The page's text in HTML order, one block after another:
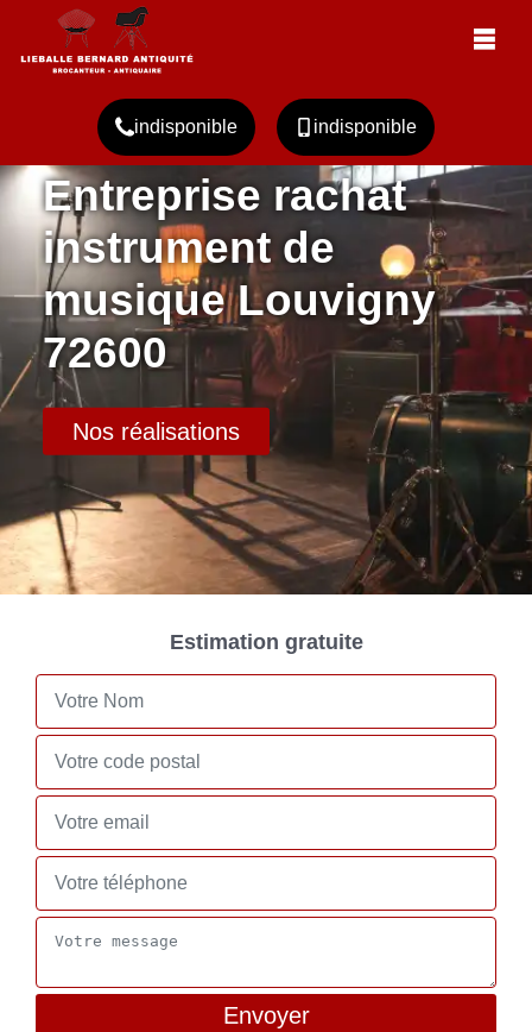
indisponible indisponible
Entreprise rachat
instrument de
musique Louvigny
72600
Nos réalisations
Estimation gratuite